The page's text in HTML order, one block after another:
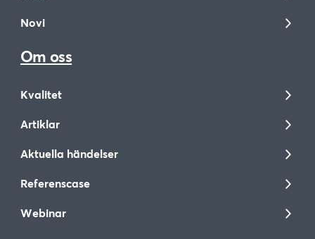
Novi
Om oss
Kvalitet
Artiklar
Aktuella händelser
Referenscase
Webinar